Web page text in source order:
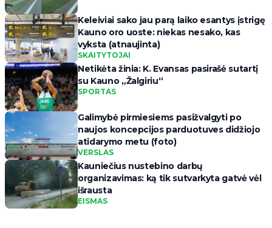
Keleiviai sako jau parą laiko esantys įstrigę
Kauno oro uoste: niekas nesako, kas
vyksta (atnaujinta)
SKAITYTOJAI
Netikėta žinia: K. Evansas pasirašė sutartį
su Kauno „Žalgiriu“
SPORTAS
Galimybė pirmiesiems pasižvalgyti po
naujos koncepcijos parduotuves didžiojo
atidarymo metu (foto)
VERSLAS
Kauniečius nustebino darbų
organizavimas: ką tik sutvarkyta gatvė vėl
išrausta
EISMAS